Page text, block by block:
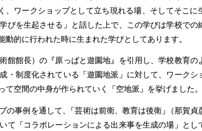
、ワークショップとして立ち現れる場、そしてそこに
びを生起させる」と話した上で、この学びは学校での
的に行われた時に生まれた学びとしてあります。
館長）の『原っぱと遊園地』を引用し、学校教育の
・制度化されている「遊園地派」に対して、ワークシ
空間の中身が作られていく「空地派」を挙げました。
の事例を通して、 「芸術は前衛、教育は後衛 」 （那賀
て「コラボレーションによる出来事を生成の場」とし